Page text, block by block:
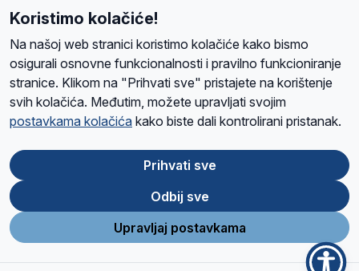
pod nazivom Svjetska obitelj Radio Marije (World Family of
Radio Maria). Svjetsku obitelj utemeljilo je sedam članica, među
kojima je i hrvatska Udruga Radio Marija.
O namaRadio ProgramVolonteriPrijateljiKontaktPravila privatnosti
Ova stranica je zaštićena Google reCAPTCHA sustavom
Store
Google
Play
Koristimo kolačiće!
Na našoj web stranici koristimo kolačiće kako bismo
osigurali osnovne funkcionalnosti i pravilno funkcioniranje
stranice. Klikom na "Prihvati sve" pristajete na korištenje
svih kolačića. Međutim, možete upravljati svojim
postavkama kolačića kako biste dali kontrolirani pristanak.
Prihvati sve
Odbij sve
Upravljaj postavkama